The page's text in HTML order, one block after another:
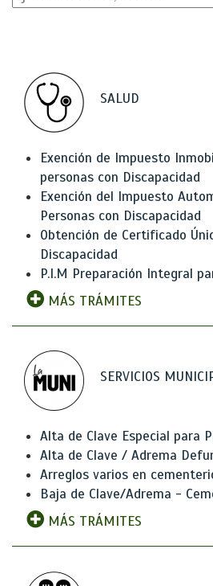
SALUD
Exención de Impuesto
personas con Discapacidad
Exención del Impuesto
Personas con Discapacidad
Obtención de Certificado
Discapacidad
P.I.M Preparación Integral
MÁS TRÁMITES
SERVICIOS
Alta de Clave Especial para
Alta de Clave / Adrema
Arreglos varios en
Baja de Clave/Adrema -
MÁS TRÁMITES